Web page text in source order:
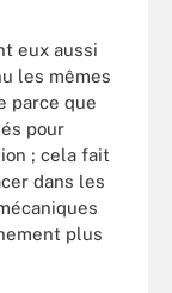
eux aussi
les mêmes
parce que
pour
; cela fait
dans les
plus